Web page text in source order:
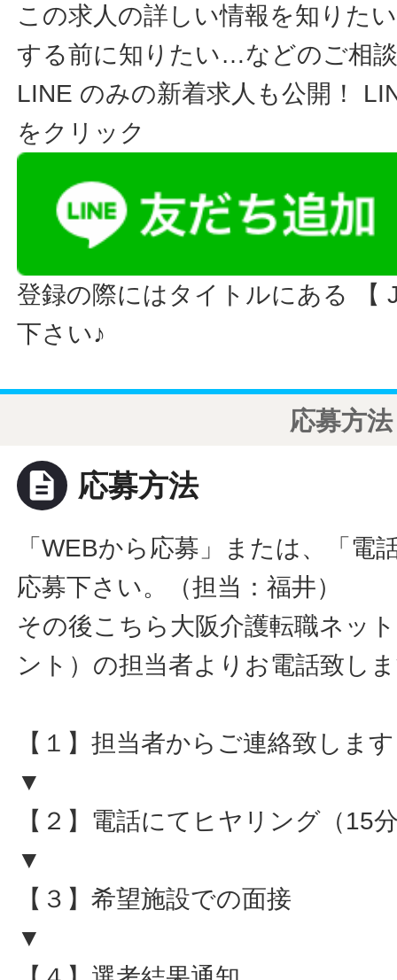
この求人の詳しい情報を知りた
する前に知りたい…などのご相
LINE のみの新着求人も公開！
をクリック
登録の際にはタイトルにある 【
下さい♪
応募方法
description 応募方法
「WEBから応募」または、「電
応募下さい。（担当：福井）
その後こちら大阪介護転職ネッ
ント）の担当者よりお電話致し
【１】担当者からご連絡致します
▼
【２】電話にてヒヤリング（15
▼
【３】希望施設での面接
▼